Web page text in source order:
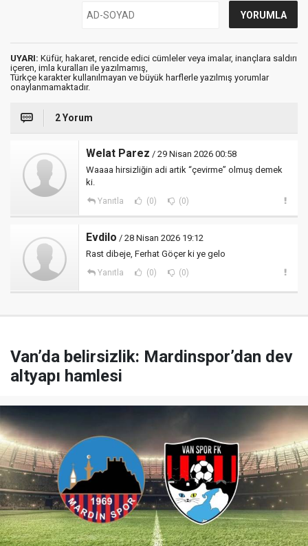
UYARI: Küfür, hakaret, rencide edici cümleler veya imalar, inançlara saldırı
içeren, imla kuralları ile yazılmamış,
Türkçe karakter kullanılmayan ve büyük harflerle yazılmış yorumlar
onaylanmamaktadır.
2 Yorum
Welat Parez / 29 Nisan 2026 00:58
Waaaa hirsizliğin adi artik “çevirme” olmuş demek
ki.
Yanıtla (0) (0)
Evdilo / 28 Nisan 2026 19:12
Rast dibeje, Ferhat Göçer ki ye gelo
Yanıtla (0) (0)
Van’da belirsizlik: Mardinspor’dan dev
altyapı hamlesi